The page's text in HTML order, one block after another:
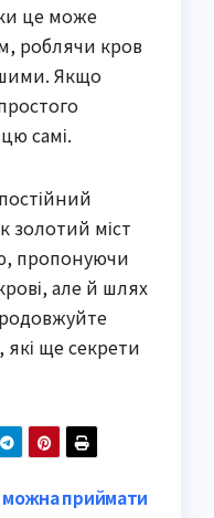
це може
роблячи кров
Якщо
самі.
золотий міст
пропонуючи
але й шлях
які ще секрети
приймати